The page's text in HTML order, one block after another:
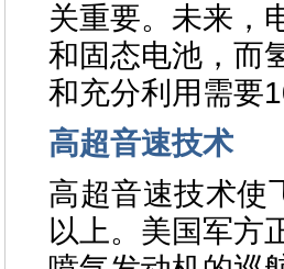
关重要。未来，
和固态电池，而
和充分利用需要
高超音速技术
高超音速技术使
以上。美国军方